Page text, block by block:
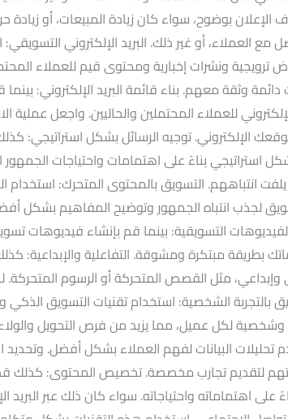
الإعلان بوضوح، سواء كان زيادة المبيعات، أو زيادة
مع العملاء، أو غير ذلك. البريد الإلكتروني التسويقي:
ترويجية ونشرات إخبارية ومحتوى قيم للعملاء
وثقة معهم. بناء قائمة البريد الإلكتروني: بينما
للعملاء المحتملين والحاليين. واجعل عملية
الإلكتروني. توجيه الرسائل بشكل استراتيجي:
استراتيجي بناءً على اهتمامات واحتياجات
انتباههم. التسويق بالمحتوى المتحرك: استخدام
لجذب انتباه الجمهور وتوضيح المفاهيم بشكل
التسويقية: بينما قم بإنشاء فيديوهات
بطريقة مبتكرة ومشوقة. التفاعلية والإبداعية:
مثل القصص المتحركة أو الرسوم المتحركة.
بالتجربة الشخصية: استخدام تقنيات التسويق الذكي
لكل عميل، مما يزيد من فرص التحويل والولاء.
تحليلات البيانات لفهم العملاء بشكل أفضل.
لتقديم تجارب مخصصة. تخصيص المحتوى: كذلك
اهتماماته واحتياجاته. سواء كان ذلك عبر البريد